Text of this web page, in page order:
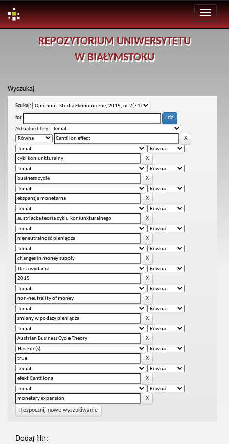
REPOZYTORIUM UNIWERSYTETU
W BIAŁYMSTOKU
Wyszukaj
Szukaj:
for
Aktualne filtry:
Rozpocznij nowe wyszukiwanie
Dodaj filtr: